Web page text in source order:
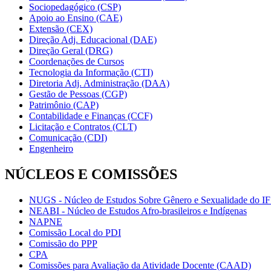
Sociopedagógico (CSP)
Apoio ao Ensino (CAE)
Extensão (CEX)
Direção Adj. Educacional (DAE)
Direção Geral (DRG)
Coordenações de Cursos
Tecnologia da Informação (CTI)
Diretoria Adj. Administração (DAA)
Gestão de Pessoas (CGP)
Patrimônio (CAP)
Contabilidade e Finanças (CCF)
Licitação e Contratos (CLT)
Comunicação (CDI)
Engenheiro
NÚCLEOS E COMISSÕES
NUGS - Núcleo de Estudos Sobre Gênero e Sexualidade do
NEABI - Núcleo de Estudos Afro-brasileiros e Indígenas
NAPNE
Comissão Local do PDI
Comissão do PPP
CPA
Comissões para Avaliação da Atividade Docente (CAAD)